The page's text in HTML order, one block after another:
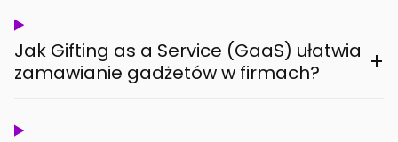
Jak Gifting as a Service (GaaS) ułatwia
zamawianie gadżetów w firmach?
+